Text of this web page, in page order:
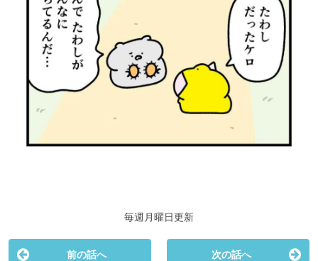
毎週月曜日更新
前の話へ 次の話へ